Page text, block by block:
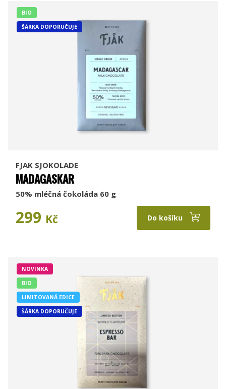
BIO
ŠÁRKA DOPORUČUJE
FJAK SJOKOLADE
MADAGASKAR
50% mléčná čokoláda 60 g
299 Kč Do košíku
NOVINKA
BIO
LIMITOVANÁ EDICE
ŠÁRKA DOPORUČUJE